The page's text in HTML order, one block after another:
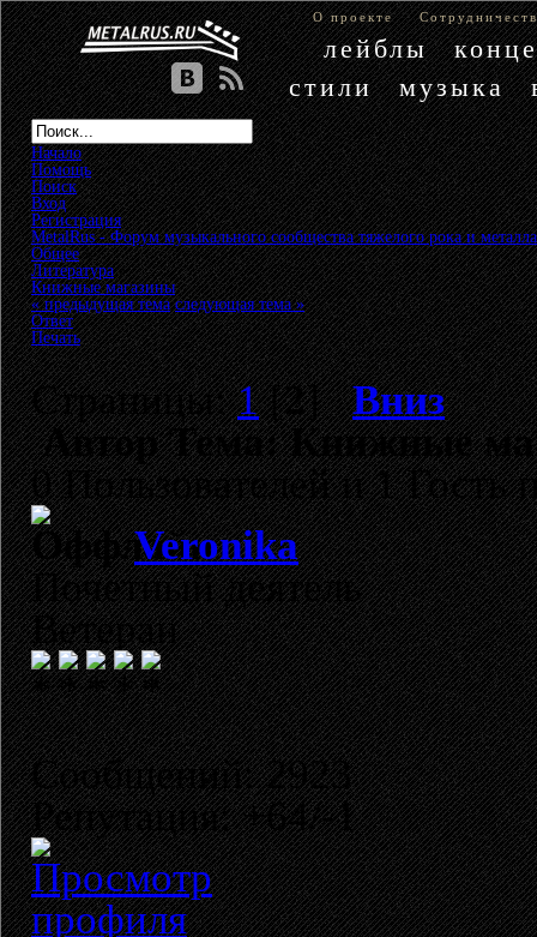
О проекте
лейблы
стили
музыка
Начало
Помощь
Поиск
Вход
Регистрация
MetalRus - Форум музыкального сообщества тяжелого рока и металла
Общее»
Литература»
Книжные магазины
« предыдущая тема следующая тема »
Ответ
Печать
Страницы:1[2]Вниз
АвторТема: Книжные
0 Пользователей и 1 Гость
Veronika
Почетный деятель
Ветеран
Сообщений: 2923
Репутация: +64/-1